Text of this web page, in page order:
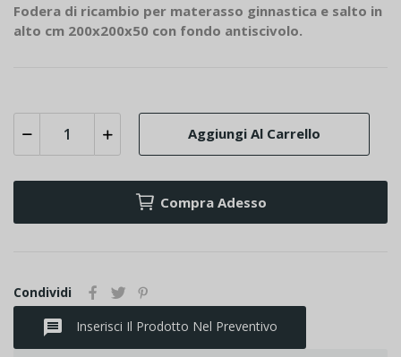
Fodera di ricambio per materasso ginnastica e salto in
alto cm 200x200x50 con fondo antiscivolo.
Aggiungi Al Carrello
Compra Adesso
Condividi
message Inserisci Il Prodotto Nel Preventivo